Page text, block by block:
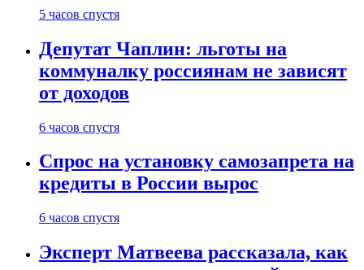
5 часов спустя
Депутат Чаплин: льготы на
коммуналку россиянам не зависят
от доходов
6 часов спустя
Спрос на установку самозапрета на
кредиты в России вырос
6 часов спустя
Эксперт Матвеева рассказала, как